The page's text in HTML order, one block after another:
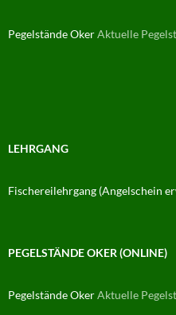
Pegelstände OkerAktuelle
LEHRGANG
Fischereilehrgang (Angelschein
PEGELSTÄNDE OKER (ONLINE)
Pegelstände OkerAktuelle